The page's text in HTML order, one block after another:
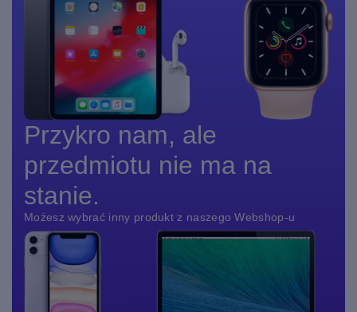
Przykro nam, ale
przedmiotu nie ma na
stanie.
Możesz wybrać inny produkt z naszego Webshop-u